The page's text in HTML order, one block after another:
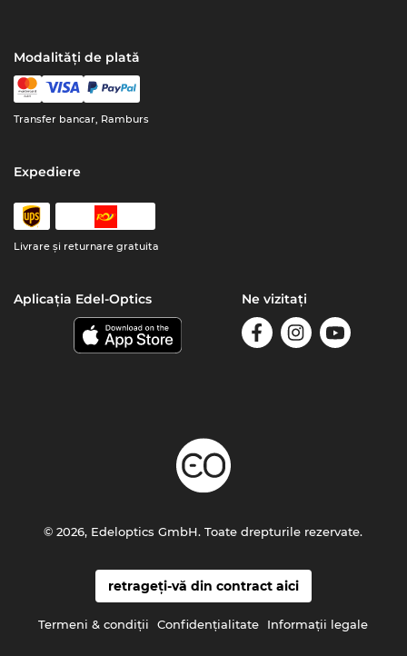
Modalități de plată
Transfer bancar, Ramburs
Expediere
Livrare şi returnare gratuita
Aplicația Edel-Optics Ne vizitați
retrageți-vă din contract aici
Termeni & condiţii Confidenţialitate Informaţii legale
© 2026, Edeloptics GmbH. Toate drepturile rezervate.